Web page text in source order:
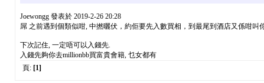
Joewongg 發表於 2019-2-26 20:28
屌 之前遇到個類似咁, 中撚曬伏，約佢要先入數買相，到最尾到酒店又係咁叫
下次記住, 一定唔可以入錢先.
入錢先夠你去millionbb買富貴會籍, 乜女都有
頁: [1]